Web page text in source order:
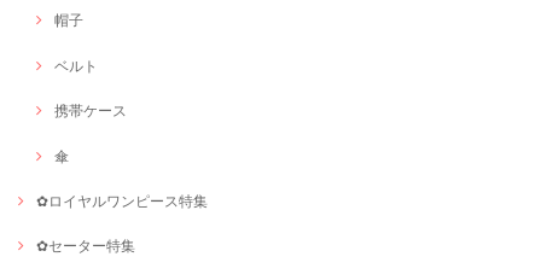
帽子
ベルト
携帯ケース
傘
✿ロイヤルワンピース特集
✿セーター特集